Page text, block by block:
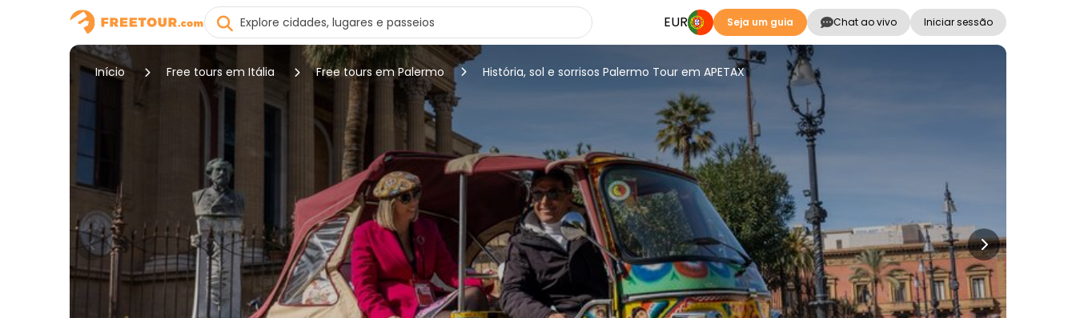
EUR Seja um guia Chat ao vivo Iniciar sessão
Início Free tours em Itália Free tours em Palermo História, sol e sorrisos Palermo Tour em APETAX